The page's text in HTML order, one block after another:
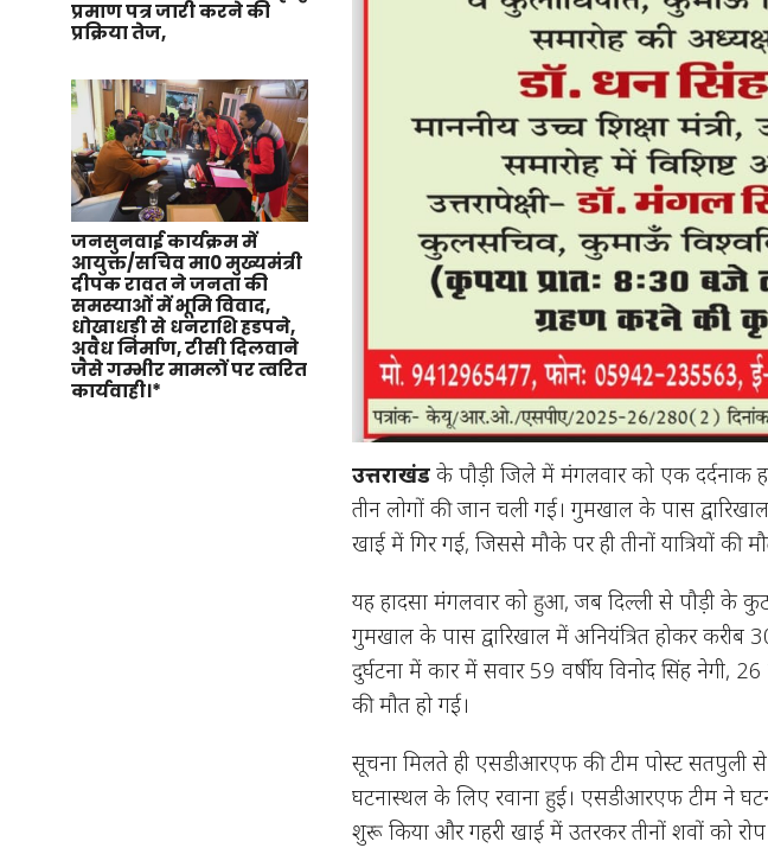
प्रमाण पत्र जारी करने की
प्रक्रिया तेज,
जनसुनवाई कार्यक्रम में
आयुक्त/सचिव मा0 मुख्यमंत्री
दीपक रावत ने जनता की
समस्याओं में भूमि विवाद,
धोखाधड़ी से धनराशि हडपने,
अवैध निर्माण, टीसी दिलवाने
जैसे गम्भीर मामलों पर त्वरित
कार्यवाही।*
उत्तराखंड के पौड़ी जिले में मंगलवार को एक दर्दनाक
तीन लोगों की जान चली गई। गुमखाल के पास
खाई में गिर गई, जिससे मौके पर ही तीनों यात्रियों की
यह हादसा मंगलवार को हुआ, जब दिल्ली से पौड़ी के
गुमखाल के पास द्वारिखाल में अनियंत्रित होकर करीब
दुर्घटना में कार में सवार 59 वर्षीय विनोद सिंह नेगी,
की मौत हो गई।
सूचना मिलते ही एसडीआरएफ की टीम पोस्ट सतपुली से
घटनास्थल के लिए रवाना हुई। एसडीआरएफ टीम ने
शुरू किया और गहरी खाई में उतरकर तीनों शवों को